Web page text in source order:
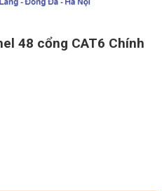
48 cổng CAT6 Chính